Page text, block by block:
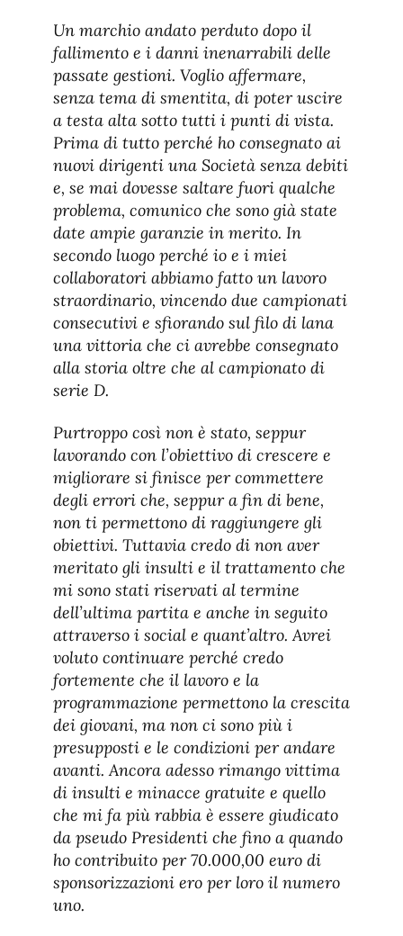
Un marchio andato perduto dopo il
fallimento e i danni inenarrabili delle
passate gestioni. Voglio affermare,
senza tema di smentita, di poter uscire
a testa alta sotto tutti i punti di vista.
Prima di tutto perché ho consegnato ai
nuovi dirigenti una Società senza debiti
e, se mai dovesse saltare fuori qualche
problema, comunico che sono già state
date ampie garanzie in merito. In
secondo luogo perché io e i miei
collaboratori abbiamo fatto un lavoro
straordinario, vincendo due campionati
consecutivi e sfiorando sul filo di lana
una vittoria che ci avrebbe consegnato
alla storia oltre che al campionato di
serie D.
Purtroppo così non è stato, seppur
lavorando con l’obiettivo di crescere e
migliorare si finisce per commettere
degli errori che, seppur a fin di bene,
non ti permettono di raggiungere gli
obiettivi. Tuttavia credo di non aver
meritato gli insulti e il trattamento che
mi sono stati riservati al termine
dell’ultima partita e anche in seguito
attraverso i social e quant’altro. Avrei
voluto continuare perché credo
fortemente che il lavoro e la
programmazione permettono la crescita
dei giovani, ma non ci sono più i
presupposti e le condizioni per andare
avanti. Ancora adesso rimango vittima
di insulti e minacce gratuite e quello
che mi fa più rabbia è essere giudicato
da pseudo Presidenti che fino a quando
ho contribuito per 70.000,00 euro di
sponsorizzazioni ero per loro il numero
uno.